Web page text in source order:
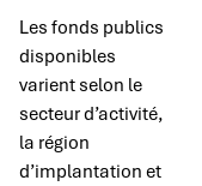
Les fonds publics
disponibles
varient selon le
secteur d’activité,
la région
d’implantation et